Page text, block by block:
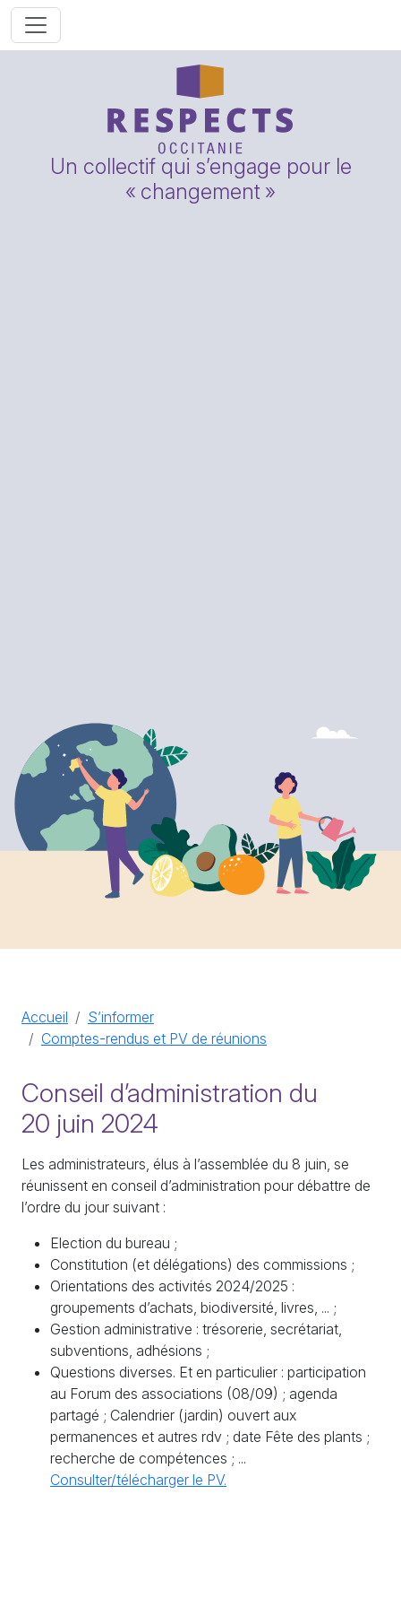
Un collectif qui s’engage pour le
« changement »
Accueil
S’informer
Comptes-rendus et PV de réunions
Conseil d’administration du
20 juin 2024
Les administrateurs, élus à l’assemblée du 8 juin, se
réunissent en conseil d’administration pour débattre de
l’ordre du jour suivant :
Election du bureau ;
Constitution (et délégations) des commissions ;
Orientations des activités 2024/2025 :
groupements d’achats, biodiversité, livres, ... ;
Gestion administrative : trésorerie, secrétariat,
subventions, adhésions ;
Questions diverses. Et en particulier : participation
au Forum des associations (08/09) ; agenda
partagé ; Calendrier (jardin) ouvert aux
permanences et autres rdv ; date Fête des plants ;
recherche de compétences ; ...
Consulter/télécharger le PV.